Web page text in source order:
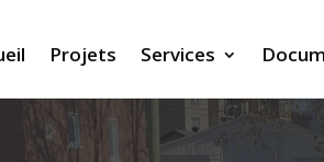
Projets Services